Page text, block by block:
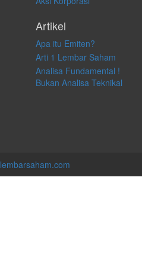
Artikel
Apa itu Emiten?
Arti 1 Lembar Saham
Analisa Fundamental !
Bukan Analisa Teknikal
lembarsaham.com